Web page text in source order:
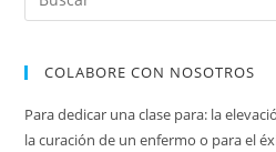
COLABORE CON NOSOTROS
Para dedicar una clase para: la
la curación de un enfermo o para el